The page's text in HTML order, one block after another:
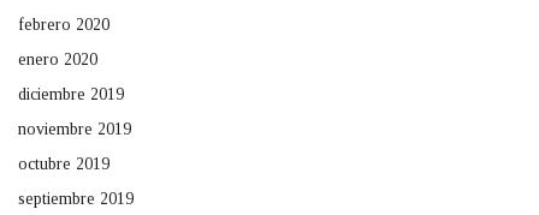
febrero 2020
enero 2020
diciembre 2019
noviembre 2019
octubre 2019
septiembre 2019